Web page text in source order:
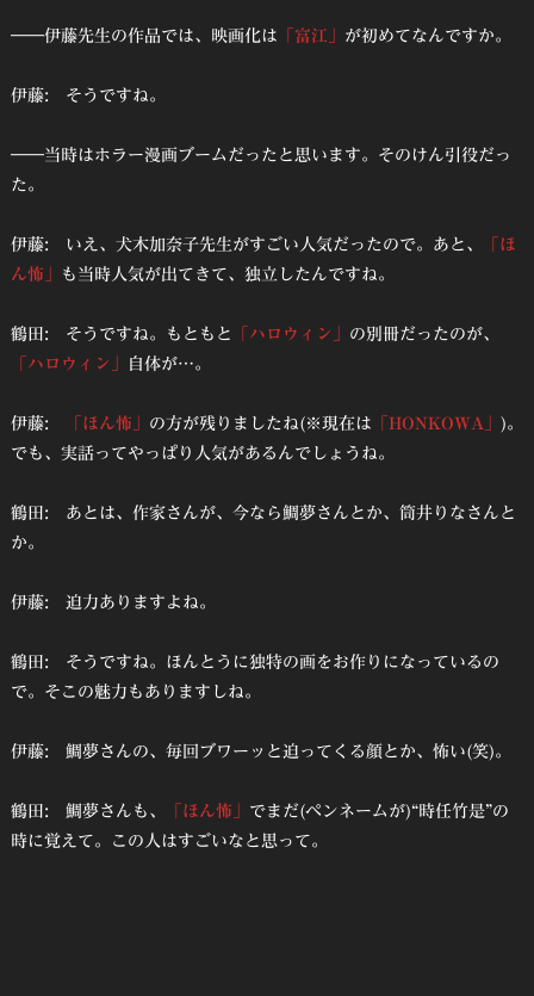
――伊藤先生の作品では、映画化は 「富江」 が初めてなんですか。
伊藤: そうですね。
――当時はホラー漫画ブームだったと思います。そのけん引役だっ
た。
伊藤: いえ、犬木加奈子先生がすごい人気だったので。あと、
「ほ
ん怖」
も当時人気が出てきて、独立したんですね。
鶴田: そうですね。もともと 「ハロウィン」 の別冊だったのが、
「ハロウィン」
自体が…。
伊藤: 「ほん怖」 の方が残りましたね(※現在は 「HONKOWA」 )。
でも、実話ってやっぱり人気があるんでしょうね。
鶴田: あとは、作家さんが、今なら鯛夢さんとか、筒井りなさんと
か。
伊藤: 迫力ありますよね。
鶴田: そうですね。ほんとうに独特の画をお作りになっているの
で。そこの魅力もありますしね。
伊藤: 鯛夢さんの、毎回ブワーッと迫ってくる顔とか、怖い(笑)。
鶴田: 鯛夢さんも、 「ほん怖」 でまだ(ペンネームが)“時任竹是”の
時に覚えて。この人はすごいなと思って。